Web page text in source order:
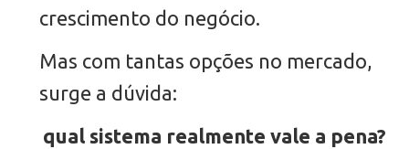
crescimento do negócio.
Mas com tantas opções no mercado,
surge a dúvida:
qual sistema realmente vale a pena?